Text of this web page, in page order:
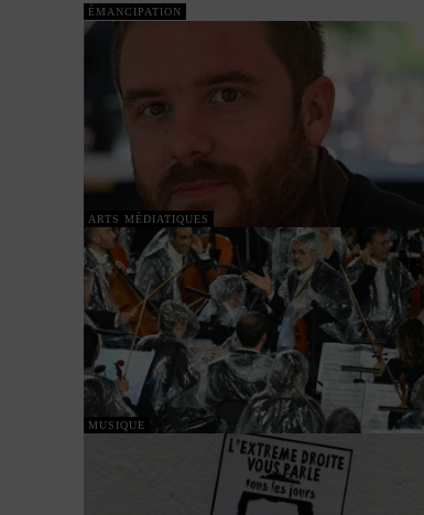
ÉMANCIPATION
ARTS MÉDIATIQUES
MUSIQUE